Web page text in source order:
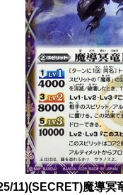
11)(SECRET)魔導冥